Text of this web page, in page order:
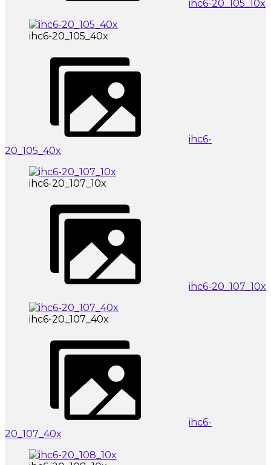
ihc6-20_105_10x
ihc6-20_105_40x
ihc6-
20_105_40x
ihc6-20_107_10x
ihc6-20_107_10x
ihc6-20_107_40x
ihc6-
20_107_40x